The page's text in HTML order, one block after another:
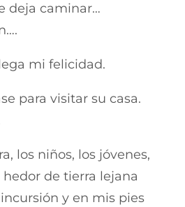
deja caminar…
mi felicidad.
para visitar su casa.
los niños, los jóvenes,
hedor de tierra lejana
y en mis pies